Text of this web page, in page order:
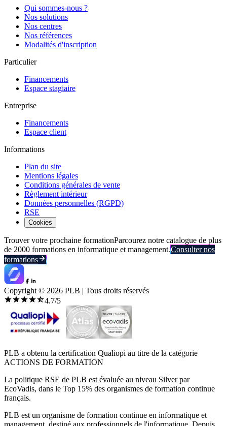
Qui sommes-nous ?
Nos solutions
Nos centres
Nos références
Modalités d'inscription
Particulier
Financements
Espace stagiaire
Entreprise
Financements
Espace client
Informations
Plan du site
Mentions légales
Conditions générales de vente
Règlement intérieur
Données personnelles (RGPD)
RSE
Cookies
Trouver votre prochaine formationParcourez notre catalogue de plus
de 2000 formations en informatique et management.Consulter nos
formations
Copyright © 2026 PLB | Tous droits réservés
4.7/5
PLB a obtenu la certification Qualiopi au titre de la catégorie
ACTIONS DE FORMATION
La politique RSE de PLB est évaluée au niveau Silver par
EcoVadis, dans le Top 15% des organismes de formation continue
français.
PLB est un organisme de formation continue en informatique et
management, destiné aux professionnels de l'informatique. Depuis